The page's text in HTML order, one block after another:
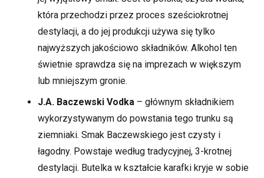
która przechodzi przez proces sześciokrotnej
destylacji, a do jej produkcji używa się tylko
najwyższych jakościowo składników. Alkohol ten
świetnie sprawdza się na imprezach w większym
lub mniejszym gronie.
J.A. Baczewski Vodka – głównym składnikiem
wykorzystywanym do powstania tego trunku są
ziemniaki. Smak Baczewskiego jest czysty i
łagodny. Powstaje według tradycyjnej, 3-krotnej
destylacji. Butelka w kształcie karafki kryje w sobie